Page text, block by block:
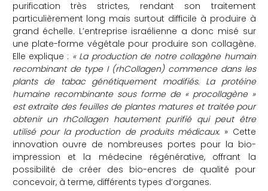
purification très strictes, rendant son traitement
particulièrement long mais surtout difficile à produire à
grand échelle. L’entreprise israélienne a donc misé sur
une plate-forme végétale pour produire son collagène.
Elle explique : « La production de notre collagène humain
recombinant de type I (rhCollagen) commence dans les
plants de tabac génétiquement modifiés. La protéine
humaine recombinante sous forme de « procollagène »
est extraite des feuilles de plantes matures et traitée pour
obtenir un rhCollagen hautement purifié qui peut être
utilisé pour la production de produits médicaux. » Cette
innovation ouvre de nombreuses portes pour la bio-
impression et la médecine régénérative, offrant la
possibilité de créer des bio-encres de qualité pour
concevoir, à terme, différents types d’organes.